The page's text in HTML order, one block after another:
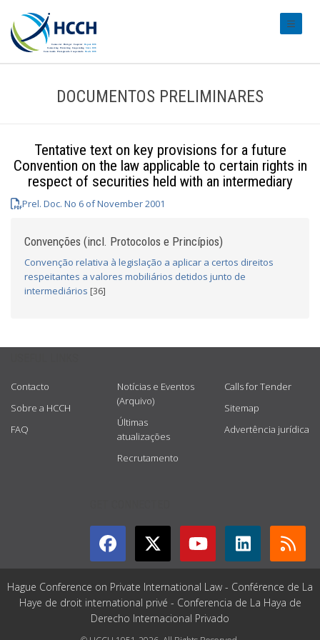
DOCUMENTOS PRELIMINARES
Tentative text on key provisions for a future
Convention on the law applicable to certain rights in
respect of securities held with an intermediary
Prel. Doc. No 6 of November 2001
Convenções (incl. Protocolos e Princípios)
Convenção relativa à legislação a aplicar a certos direitos
respeitantes a valores mobiliários detidos junto de
intermediários [36]
Contacto
Sobre a HCCH
FAQ
Notícias e Eventos
(Arquivo)
Últimas
atualizações
Recrutamento
Calls for Tender
Sitemap
Advertência jurídica
Hague Conference on Private International Law - Conférence de La
Haye de droit international privé - Conferencia de La Haya de
Derecho Internacional Privado